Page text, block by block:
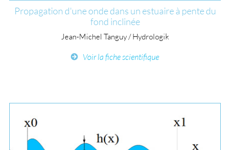
Propagation d'une onde dans un estuaire à pente du
fond inclinée
Jean-Michel Tanguy / Hydrologik
Voir la fiche scientifique